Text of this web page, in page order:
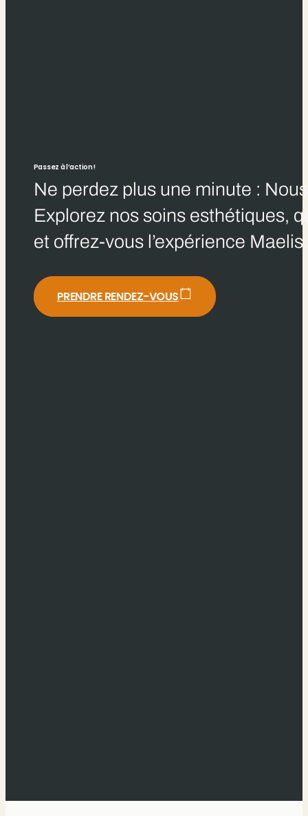
Passez à l’action !
Ne perdez plus une minute :
Explorez nos soins esthétiques,
et offrez-vous l’expérience
PRENDRE RENDEZ-VOUS